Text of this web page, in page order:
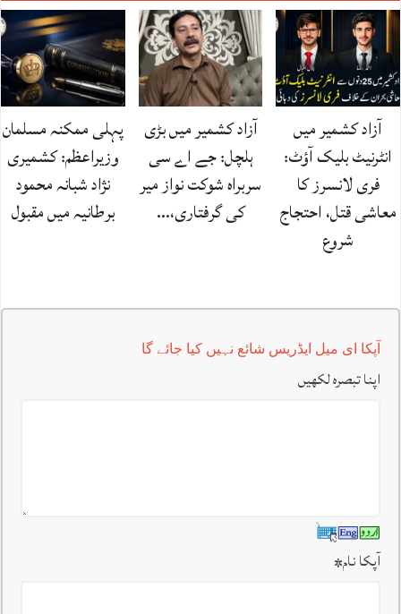
آزاد کشمیر میں
انٹرنیٹ بلیک آؤٹ:
فری لانسرز کا
معاشی قتل، احتجاج
شروع
آزاد کشمیر میں بڑی
ہلچل: جے اے سی
سربراہ شوکت نواز میر
کی گرفتاری،…
پہلی ممکنہ مسلمان
وزیراعظم: کشمیری
نژاد شبانہ محمود
برطانیہ میں مقبول
آپکا ای میل ایڈریس شائع نہیں کیا جائے گا
اپنا تبصرہ لکھیں
آپکا نام*